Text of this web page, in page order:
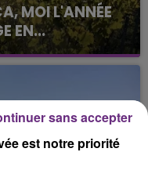
MOI L'ANNÉE
EN...
débuté ce jeudi 6
(Aube). Du
est notre priorité
sans accepter